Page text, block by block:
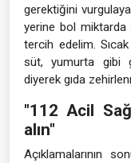
gerektiğini
yerine bol miktarda
tercih edelim.
süt, yumurta gibi
diyerek gıda
"112 Acil
alın"
Açıklamalarının